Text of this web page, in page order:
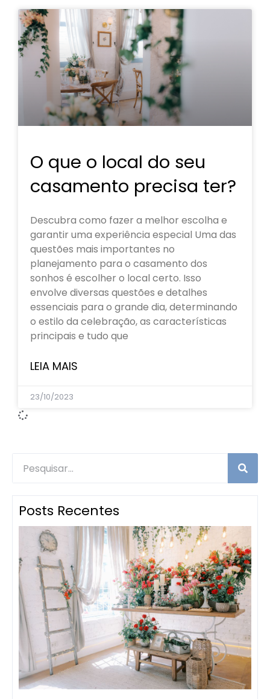
O que o local do seu
casamento precisa ter?
Descubra como fazer a melhor escolha e
garantir uma experiência especial Uma das
questões mais importantes no
planejamento para o casamento dos
sonhos é escolher o local certo. Isso
envolve diversas questões e detalhes
essenciais para o grande dia, determinando
o estilo da celebração, as características
principais e tudo que
LEIA MAIS
23/10/2023
Posts Recentes